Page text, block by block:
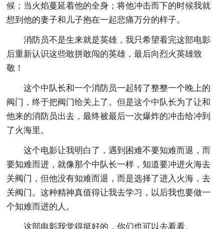
候；当火焰蔓延着他的全身；将他冲击而下的时候我就
想到他的妻子和儿子抱在一起悲痛万分的样子。
消防员不是生来就是英雄，我只希望看完这部电影
后重新认识这些敢拼敢闯的英雄，最后向烈火英雄致
敬！
这个中队长和一个消防员一起转了整整一个晚上的
阀门，终于把阀门给关上了。但是这个中队长为了让和
他来的消防员出去，最终被最后一次爆炸的冲击给冲到
了火海里。
这个电影让我明白了，遇到困难不要知难而退，而
要知难而进，就像那个中队长一样，知道要冲进火海去
关阀门，但他没有知难而退，而是选择了进入火海，去
关阀门。这种精神真值得让我去学习，以后我也要做一
个知难而进的人。
这部电影我觉得挺好的，你们也可以去看看。